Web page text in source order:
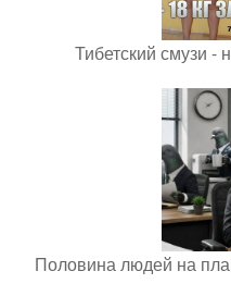
Тибетский смузи -
Половина людей на